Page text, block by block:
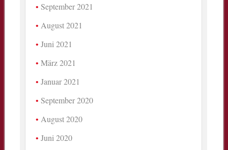
September 2021
August 2021
Juni 2021
März 2021
Januar 2021
September 2020
August 2020
Juni 2020